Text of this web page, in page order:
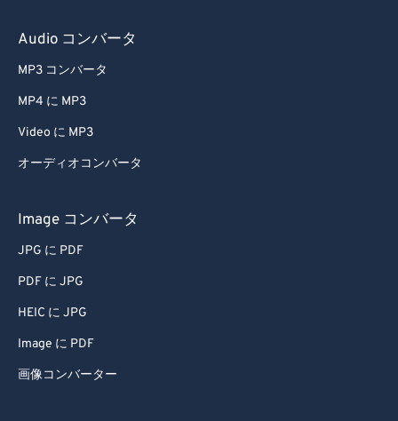
Audio コンバータ
MP3 コンバータ
MP4 に MP3
Video に MP3
オーディオコンバータ
Image コンバータ
JPG に PDF
PDF に JPG
HEIC に JPG
Image に PDF
画像コンバーター